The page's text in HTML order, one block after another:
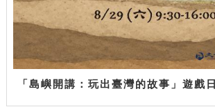
「島嶼開講：玩出臺灣的故事」遊戲日